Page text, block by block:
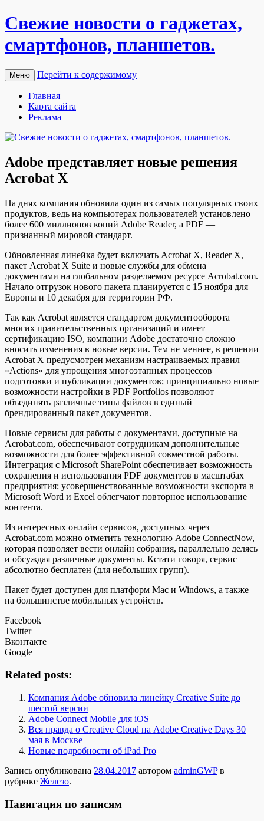
Свежие новости о гаджетах,
смартфонов, планшетов.
Меню Перейти к содержимому
Главная
Карта сайта
Реклама
Adobe представляет новые решения
Acrobat X
Нa дняx компания обновила один из самых популярных своих
продуктов, ведь на компьютерах пользователей установлено
более 600 миллионов копий Adobe Reader, а PDF —
признанный мировой стандарт.
Обновленная линейка будет включать Acrobat X, Reader X,
пакет Acrobat X Suite и новые службы для обмена
документами на глобальном разделяемом ресурсе Acrobat.com.
Начало отгрузок нового пакета планируется с 15 ноября для
Европы и 10 декабря для территории РФ.
Так как Acrobat является стандартом документооборота
многих правительственных организаций и имеет
сертификацию ISO, компании Adobe достаточно сложно
вносить изменения в новые версии. Тем не меннее, в решении
Acrobat X предусмотрен механизм настраиваемых правил
«Actions» для упрощения многоэтапных процессов
подготовки и публикации документов; принципиально новые
возможности настройки в PDF Portfolios позволяют
объединять различные типы файлов в единый
брендированный пакет документов.
Новые сервисы для работы с документами, доступные на
Acrobat.com, обеспечивают сотрудникам дополнительные
возможности для более эффективной совместной работы.
Интеграция с Microsoft SharePoint обеспечивает возможность
сохранения и использования PDF документов в масштабах
предприятия; усовершенствованные возможности экспорта в
Microsoft Word и Excel облегчают повторное использование
контента.
Из интересных онлайн сервисов, доступных через
Acrobat.com можно отметить технологию Adobe ConnectNow,
которая позволяет вести онлайн собрания, параллельно делясь
и обсуждая различные документы. Кстати говоря, сервис
абсолютно бесплатен (для небольших групп).
Пакет будет доступен для платформ Mac и Windows, а также
на большинстве мобильных устройств.
Facebook
Twitter
Вконтакте
Google+
Related posts:
Компания Adobe обновила линейку Creative Suite до
шестой версии
Adobe Connect Mobile для iOS
Вся правда о Creative Cloud на Adobe Creative Days 30
мая в Москве
Новые подробности об iPad Pro
Запись опубликована 28.04.2017 автором adminGWPв
рубрике Железо.
Навигация по записям